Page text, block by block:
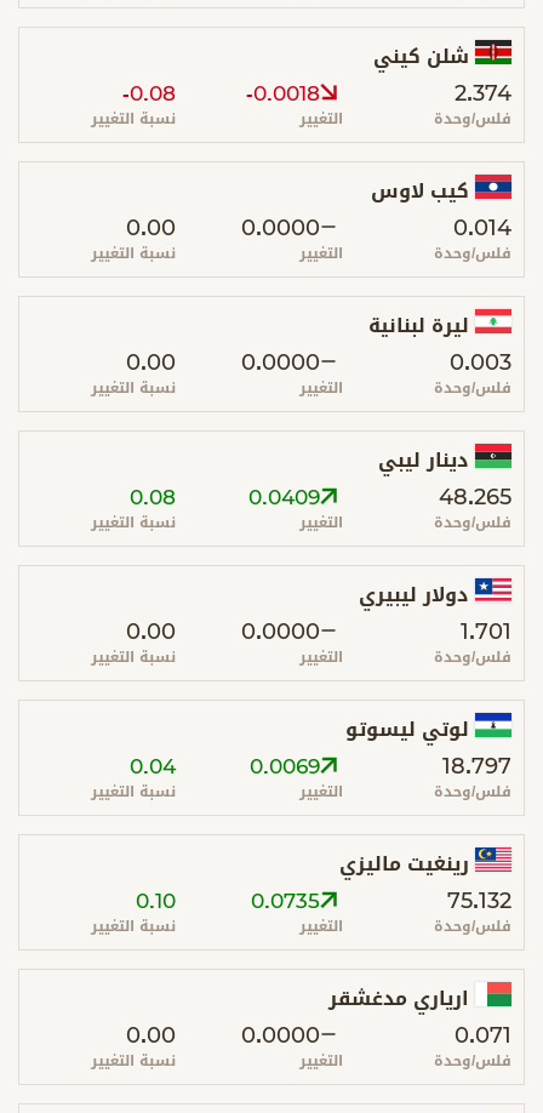
شلن كيني
2.374
فلس/وحدة
-0.0018
التغيير
-0.08
نسبة التغيير
كيب لاوس
0.014
فلس/وحدة
0.0000
التغيير
0.00
نسبة التغيير
ليرة لبنانية
0.003
فلس/وحدة
0.0000
التغيير
0.00
نسبة التغيير
دينار ليبي
48.265
فلس/وحدة
0.0409
التغيير
0.08
نسبة التغيير
دولار ليبيري
1.701
فلس/وحدة
0.0000
التغيير
0.00
نسبة التغيير
لوتي ليسوتو
18.797
فلس/وحدة
0.0069
التغيير
0.04
نسبة التغيير
رينغيت ماليزي
75.132
فلس/وحدة
0.0735
التغيير
0.10
نسبة التغيير
ارياري مدغشقر
0.071
فلس/وحدة
0.0000
التغيير
0.00
نسبة التغيير